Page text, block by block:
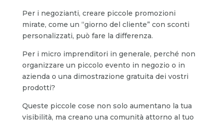
Per i negozianti, creare piccole promozioni
mirate, come un “giorno del cliente” con sconti
personalizzati, può fare la differenza.
Per i micro imprenditori in generale, perché non
organizzare un piccolo evento in negozio o in
azienda o una dimostrazione gratuita dei vostri
prodotti?
Queste piccole cose non solo aumentano la tua
visibilità, ma creano una comunità attorno al tuo